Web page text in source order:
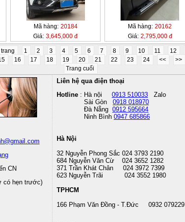
Mã hàng: 20184
Giá: 3,645,000 đ
Mã hàng: 20162
Giá: 2,795,000 đ
1 2 3 4 5 6 7 8 9 10 11 12
16 17 18 19 20 21 22 23 24 <<
>>
Trang cuối
CN
có hẹn trước)
Liên hệ qua điện thoại
Hotline : Hà nội 0913 510033 Zalo
Sài Gòn 0918 018970
Đà Nẵng 0912 595664
Ninh Bình 0947 685866
Hà Nội
32 Nguyễn Phong Sắc 024 3793 2190
684 Nguyễn Văn Cừ 024 3652 1282
371 Trần Khát Chân 024 3972 7399
623 Nguyễn Trãi 024 3552 1980
TPHCM
166 Phạm Văn Đồng - T.Đức 0932 079229